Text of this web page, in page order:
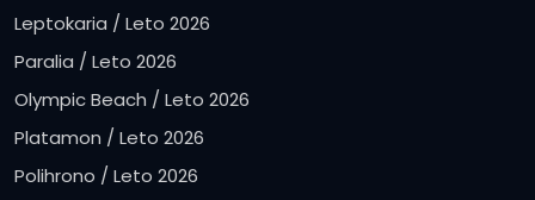
Leptokaria / Leto 2026
Paralia / Leto 2026
Olympic Beach / Leto 2026
Platamon / Leto 2026
Polihrono / Leto 2026